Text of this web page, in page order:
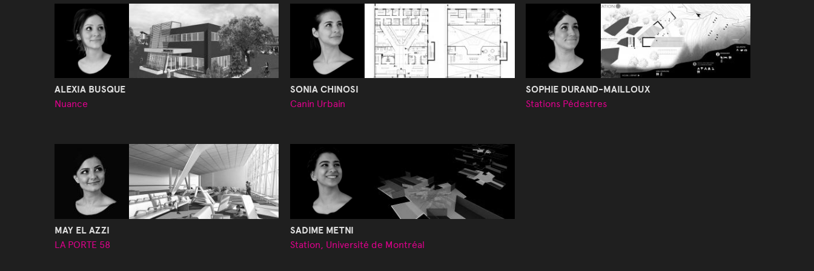
ALEXIA BUSQUE
Nuance
SONIA CHINOSI
Canin Urbain
SOPHIE DURAND-MAILLOUX
Stations Pédestres
MAY EL AZZI
LA PORTE 58
SADIME METNI
Station, Université de Montréal